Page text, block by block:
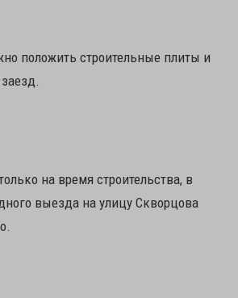
положить строительные плиты и
на время строительства, в
выезда на улицу Скворцова